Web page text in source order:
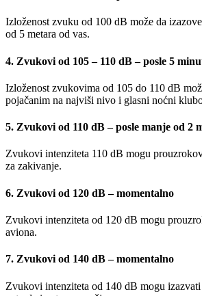
Izloženost zvuku od 100 dB može da
od 5 metara od vas.
4. Zvukovi od 105 – 110 dB – posle 5
Izloženost zvukovima od 105 do 110 dB
pojačanim na najviši nivo i glasni noćni
5. Zvukovi od 110 dB – posle manje od 2
Zvukovi intenziteta 110 dB mogu
za zakivanje.
6. Zvukovi od 120 dB – momentalno
Zvukovi intenziteta od 120 dB mogu
aviona.
7. Zvukovi od 140 dB – momentalno
Zvukovi intenziteta od 140 dB mogu